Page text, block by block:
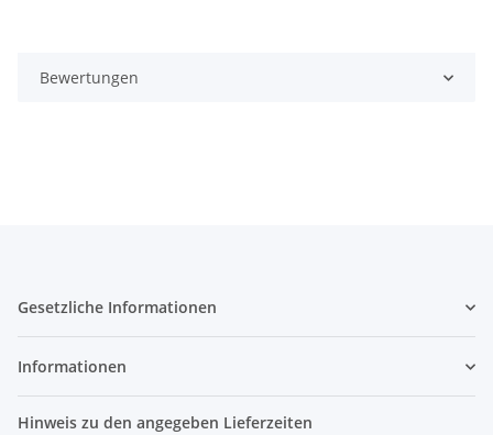
Bewertungen
Gesetzliche Informationen
Informationen
Hinweis zu den angegeben Lieferzeiten